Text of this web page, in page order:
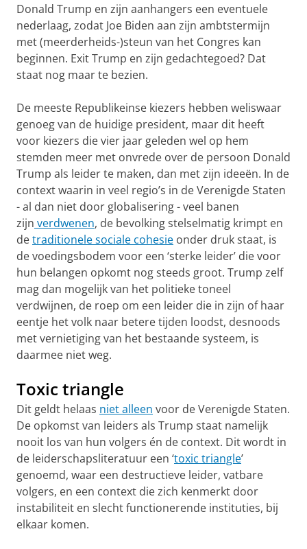
Donald Trump en zijn aanhangers een eventuele
nederlaag, zodat Joe Biden aan zijn ambtstermijn
met (meerderheids-)steun van het Congres kan
beginnen. Exit Trump en zijn gedachtegoed? Dat
staat nog maar te bezien.
De meeste Republikeinse kiezers hebben weliswaar
genoeg van de huidige president, maar dit heeft
voor kiezers die vier jaar geleden wel op hem
stemden meer met onvrede over de persoon Donald
Trump als leider te maken, dan met zijn ideeën. In de
context waarin in veel regio’s in de Verenigde Staten
- al dan niet door globalisering - veel banen
zijn verdwenen, de bevolking stelselmatig krimpt en
detraditionele sociale cohesie onder druk staat, is
de voedingsbodem voor een ‘sterke leider’ die voor
hun belangen opkomt nog steeds groot. Trump zelf
mag dan mogelijk van het politieke toneel
verdwijnen, de roep om een leider die in zijn of haar
eentje het volk naar betere tijden loodst, desnoods
met vernietiging van het bestaande systeem, is
daarmee niet weg.
Toxic triangle
Dit geldt helaas niet alleen voor de Verenigde Staten.
De opkomst van leiders als Trump staat namelijk
nooit los van hun volgers én de context. Dit wordt in
de leiderschapsliteratuur een ‘toxic triangle’
genoemd, waar een destructieve leider, vatbare
volgers, en een context die zich kenmerkt door
instabiliteit en slecht functionerende instituties, bij
elkaar komen.